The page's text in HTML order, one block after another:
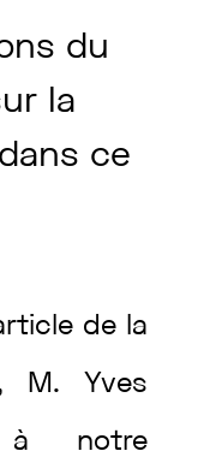
du
la
dans ce
de la
M. Yves
à notre